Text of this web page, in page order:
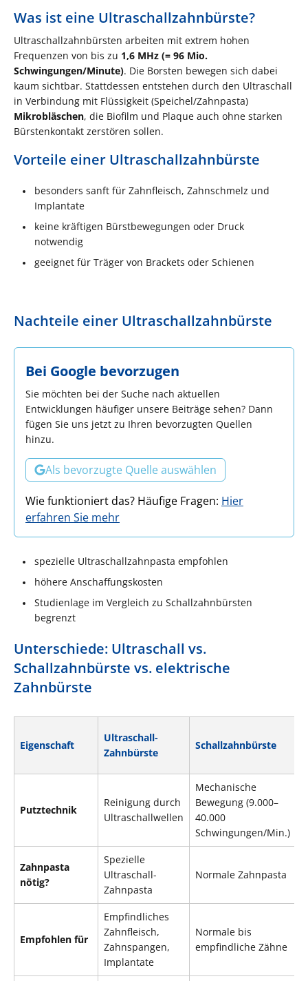
Was ist eine Ultraschallzahnbürste?
Ultraschallzahnbürsten arbeiten mit extrem hohen
Frequenzen von bis zu 1,6 MHz (= 96 Mio.
Schwingungen/Minute). Die Borsten bewegen sich dabei
kaum sichtbar. Stattdessen entstehen durch den Ultraschall
in Verbindung mit Flüssigkeit (Speichel/Zahnpasta)
Mikrobläschen, die Biofilm und Plaque auch ohne starken
Bürstenkontakt zerstören sollen.
Vorteile einer Ultraschallzahnbürste
besonders sanft für Zahnfleisch, Zahnschmelz und
Implantate
keine kräftigen Bürstbewegungen oder Druck
notwendig
geeignet für Träger von Brackets oder Schienen
Nachteile einer Ultraschallzahnbürste
Bei Google bevorzugen
Sie möchten bei der Suche nach aktuellen
Entwicklungen häufiger unsere Beiträge sehen? Dann
fügen Sie uns jetzt zu Ihren bevorzugten Quellen
hinzu.
Als bevorzugte Quelle auswählen
Wie funktioniert das? Häufige Fragen: Hier
erfahren Sie mehr
spezielle Ultraschallzahnpasta empfohlen
höhere Anschaffungskosten
Studienlage im Vergleich zu Schallzahnbürsten
begrenzt
Unterschiede: Ultraschall vs.
Schallzahnbürste vs. elektrische
Zahnbürste
Eigenschaft
Ultraschall-
Zahnbürste
Schallzahnbürste
Putztechnik
Reinigung durch
Ultraschallwellen
Mechanische
Bewegung (9.000–
40.000
Schwingungen/Min.)
Zahnpasta
nötig?
Spezielle
Ultraschall-
Zahnpasta
Normale Zahnpasta
Empfohlen für
Empfindliches
Zahnfleisch,
Zahnspangen,
Implantate
Normale bis
empfindliche Zähne